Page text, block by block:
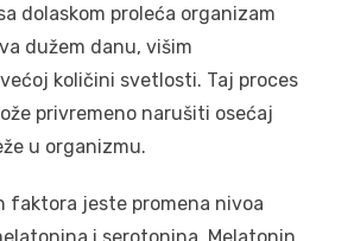
dolaskom proleća organizam
dužem danu, višim
količini svetlosti. Taj proces
privremeno narušiti osećaj
u organizmu.
faktora jeste promena nivoa